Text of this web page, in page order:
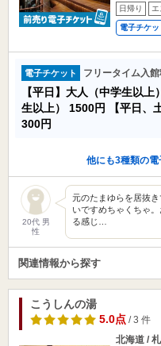
日帰り
電子チケッ
電子チケット フリータイム入
【平日】大人（中学生以上
生以上） 1500円
【平日、
300円
他にも3種類の
20代 男
性
元のたまゆらを居抜
いですめちゃくちゃ
る感じ…
関連情報から探す
こうしんの湯
5.0点/ 3 件
北海道 /